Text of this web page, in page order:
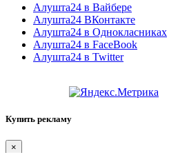
Алушта24 в Вайбере
Алушта24 ВКонтакте
Алушта24 в Однокласниках
Алушта24 в FaceBook
Алушта24 в Twitter
Купить рекламу
×